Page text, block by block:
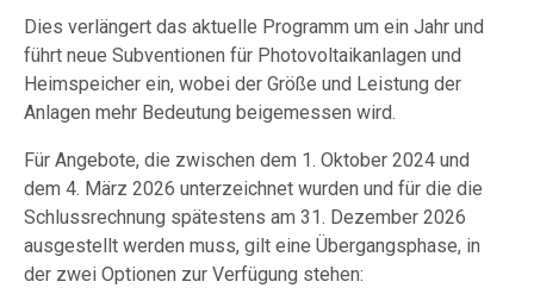
Dies verlängert das aktuelle Programm um ein Jahr und
führt neue Subventionen für Photovoltaikanlagen und
Heimspeicher ein, wobei der Größe und Leistung der
Anlagen mehr Bedeutung beigemessen wird.
Für Angebote, die zwischen dem 1. Oktober 2024 und
dem 4. März 2026 unterzeichnet wurden und für die die
Schlussrechnung spätestens am 31. Dezember 2026
ausgestellt werden muss, gilt eine Übergangsphase, in
der zwei Optionen zur Verfügung stehen: